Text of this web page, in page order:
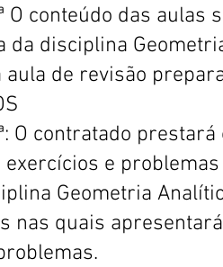
O conteúdo das
da disciplina
aula de revisão
O contratado
exercícios e
Geometria
nas quais